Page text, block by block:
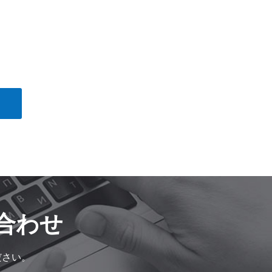
わせ
い。